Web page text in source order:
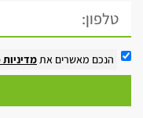
הנכם מאשרים את